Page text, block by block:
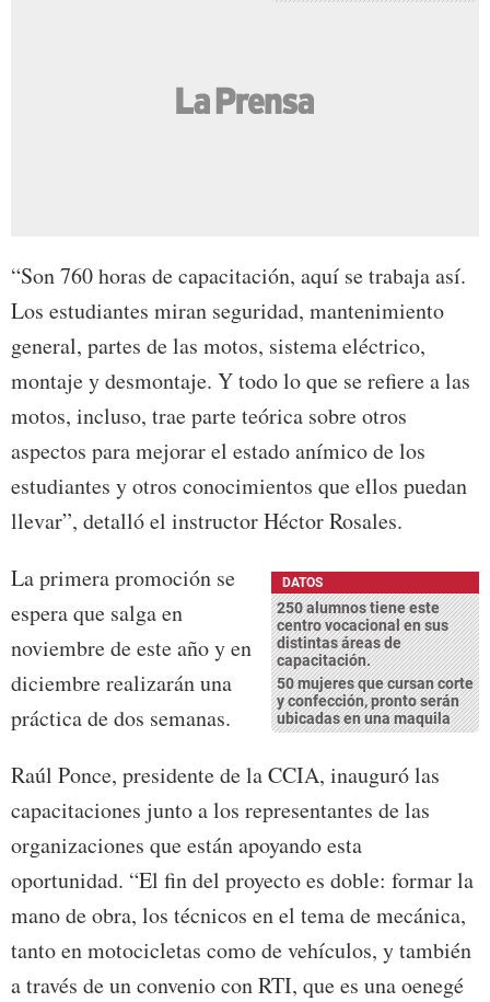
“Son 760 horas de capacitación, aquí se trabaja así.
Los estudiantes miran seguridad, mantenimiento
general, partes de las motos, sistema eléctrico,
montaje y desmontaje. Y todo lo que se refiere a las
motos, incluso, trae parte teórica sobre otros
aspectos para mejorar el estado anímico de los
estudiantes y otros conocimientos que ellos puedan
llevar”, detalló el instructor Héctor Rosales.
DATOS
250 alumnos tiene este
centro vocacional en sus
distintas áreas de
capacitación.
50 mujeres que cursan corte
y confección, pronto serán
ubicadas en una maquila
La primera promoción se
espera que salga en
noviembre de este año y en
diciembre realizarán una
práctica de dos semanas.
Raúl Ponce, presidente de la CCIA, inauguró las
capacitaciones junto a los representantes de las
organizaciones que están apoyando esta
oportunidad. “El fin del proyecto es doble: formar la
mano de obra, los técnicos en el tema de mecánica,
tanto en motocicletas como de vehículos, y también
a través de un convenio con RTI, que es una oenegé